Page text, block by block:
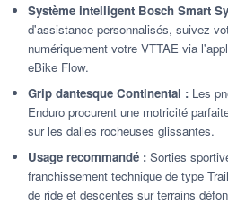
Système intelligent Bosch Smart
d'assistance personnalisés, suivez
numériquement votre VTTAE via
eBike Flow.
Grip dantesque Continental :Les
Enduro procurent une motricité
sur les dalles rocheuses glissantes.
Usage recommandé :Sorties
franchissement technique de type
de ride et descentes sur terrains